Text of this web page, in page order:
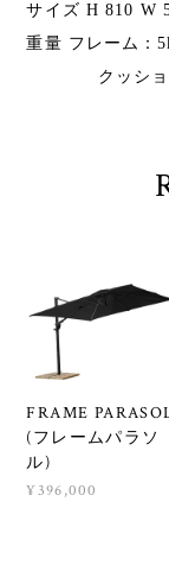
サイズ H 810 W
重量 フレーム：
クッショ
FRAME
(フレームパラソ
ル)
¥396,000